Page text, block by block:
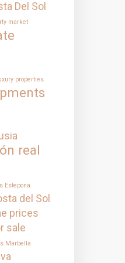
Del Sol
market
properties
real
Estepona
del Sol
prices
sale
Marbella